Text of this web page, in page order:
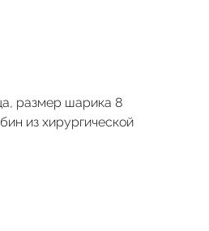
размер шарика 8
из хирургической